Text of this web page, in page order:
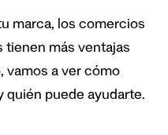
marca, los comercios
más ventajas
vamos a ver cómo
quién puede ayudarte.